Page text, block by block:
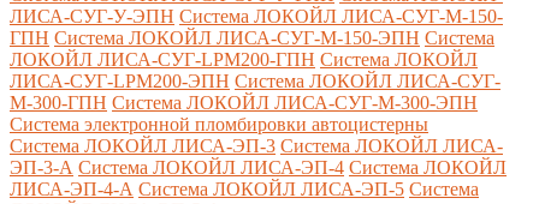
ЛИСА-СУГ-У-ЭПН Система ЛОКОЙЛ ЛИСА-СУГ-М-150-
ГПН Система ЛОКОЙЛ ЛИСА-СУГ-М-150-ЭПН Система
ЛОКОЙЛ ЛИСА-СУГ-LPM200-ГПН Система ЛОКОЙЛ
ЛИСА-СУГ-LPM200-ЭПН Система ЛОКОЙЛ ЛИСА-СУГ-
М-300-ГПН Система ЛОКОЙЛ ЛИСА-СУГ-М-300-ЭПН
Система электронной пломбировки автоцистерны
Система ЛОКОЙЛ ЛИСА-ЭП-3 Система ЛОКОЙЛ ЛИСА-
ЭП-3-А Система ЛОКОЙЛ ЛИСА-ЭП-4 Система ЛОКОЙЛ
ЛИСА-ЭП-4-А Система ЛОКОЙЛ ЛИСА-ЭП-5 Система